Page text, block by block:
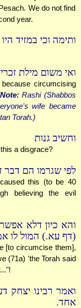
We do not find
year.
ותימה וכי במזיד
ואי משום מילת
circumcising
Note: Rashi (Shabbos
wife became
Torah.)
וחשיב גנות
a disgrace?
לפי שגרמו הם דבר
this (to be 40
believing the evil
והא כיון דלא
(דף עא.) המול לו
[to circumcise them],
(71a) 'the Torah said
ואמר רבינו יצחק
אחד.